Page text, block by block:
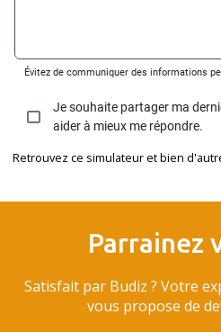
Retrouvez ce simulateur et bien
Parrainez
Satisfait par Budiz ? Votre
vous propose de